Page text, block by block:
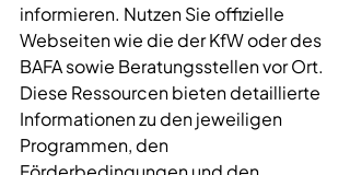
informieren. Nutzen Sie offizielle
Webseiten wie die der KfW oder des
BAFA sowie Beratungsstellen vor Ort.
Diese Ressourcen bieten detaillierte
Informationen zu den jeweiligen
Programmen, den